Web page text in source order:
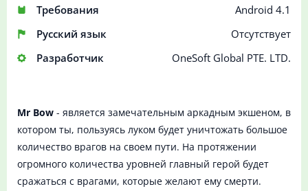
Требования
Android 4.1
Русский язык
Отсутствует
Разработчик
OneSoft Global PTE. LTD.
Mr Bow - является замечательным аркадным экшеном, в
котором ты, пользуясь луком будет уничтожать большое
количество врагов на своем пути. На протяжении
огромного количества уровней главный герой будет
сражаться с врагами, которые желают ему смерти.